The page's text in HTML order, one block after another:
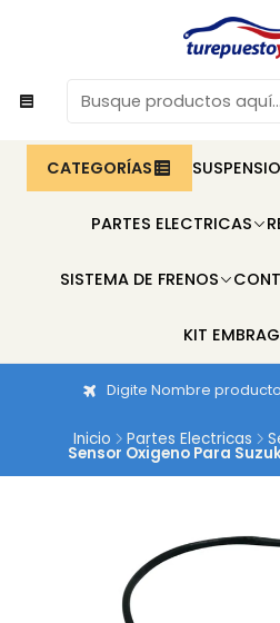
CATEGORÍAS
PARTES ELECTRICAS
SISTEMA DE FRENOS
KIT
Digite Nombre
Inicio Partes Electricas
Sensor Oxigeno Para